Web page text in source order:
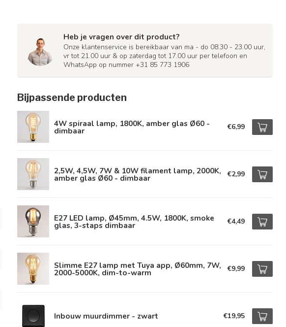
Heb je vragen over dit product?
Onze klantenservice is bereikbaar van ma - do 08.30 - 23.00 uur,
vr tot 21.00 uur & op zaterdag tot 17.00 uur per telefoon en
WhatsApp op nummer +31 85 773 1906
Bijpassende producten
4W spiraal lamp, 1800K, amber glas Ø60 -
dimbaar €6,99
2,5W, 4,5W, 7W & 10W filament lamp, 2000K,
amber glas Ø60 - dimbaar €2,99
E27 LED lamp, Ø45mm, 4.5W, 1800K, smoke
glas, 3-staps dimbaar €4,49
Slimme E27 lamp met Tuya app, Ø60mm, 7W,
2000-5000K, dim-to-warm €9,99
Inbouw muurdimmer - zwart €19,95